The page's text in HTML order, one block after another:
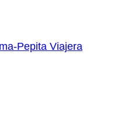
Pepita Viajera